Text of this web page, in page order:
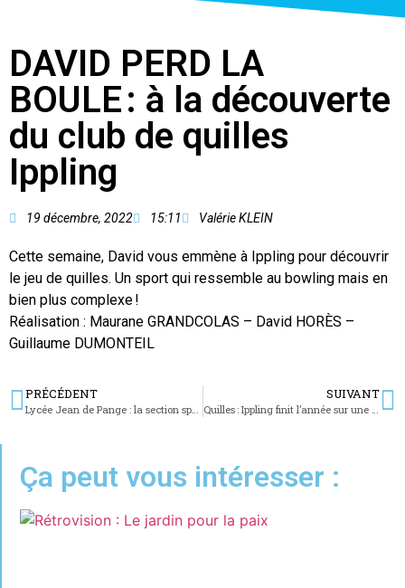
DAVID PERD LA
BOULE : à la découverte
du club de quilles
Ippling
19 décembre, 2022 15:11 Valérie KLEIN
Cette semaine, David vous emmène à Ippling pour découvrir
le jeu de quilles. Un sport qui ressemble au bowling mais en
bien plus complexe !
Réalisation : Maurane GRANDCOLAS – David HORÈS –
Guillaume DUMONTEIL
PRÉCÉDENT
Lycée Jean de Pange : la section sportive de foot championne académique UNSS
SUIVANT
Quilles : Ippling finit l’année sur une victoire face au leader Faulquemont
Ça peut vous intéresser :